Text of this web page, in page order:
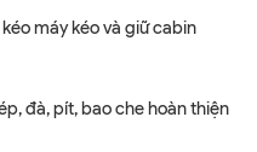
máy kéo và giữ cabin
đà, pít, bao che hoàn thiện